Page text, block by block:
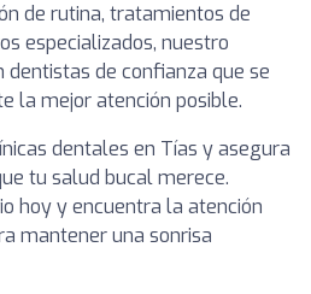
de rutina, tratamientos de
especializados, nuestro
de confianza que se
la mejor atención posible.
dentales en Tías y asegura
tu salud bucal merece.
hoy y encuentra la atención
mantener una sonrisa